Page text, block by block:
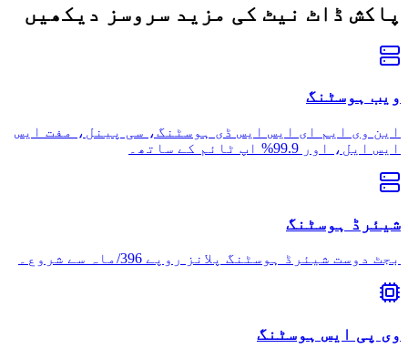
پاکش ڈاٹ نیٹ کی مزید سروسز دیکھیں
ویب ہوسٹنگ
این وی ایم ای ایس ایس ڈی ہوسٹنگ، سی پینل، مفت ایس
ایس ایل، اور 99.9% اپ ٹائم کے ساتھ۔
شیئرڈ ہوسٹنگ
بجٹ دوست شیئرڈ ہوسٹنگ پلانز روپے 396/ماہ سے شروع۔
وی پی ایس ہوسٹنگ